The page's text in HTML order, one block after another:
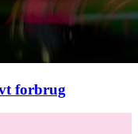
forbrug